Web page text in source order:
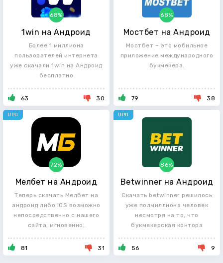
1win на Андроид
68%
Более 1 миллиона
пользователей интернета
уже скачали 1win на Андроид
бесплатно
63 30
Мостбет на Андроид
68%
Мостбет – это мобильное
приложение международного
букмекера.
79 38
Мелбет на Андроид
72%
Теперь скачать Мелбет на
андроид либо iOS возможно
непосредственно с нашего
сайта, мгновенно,
81 31
UPD
Betwinner на Андроид
86%
Скачать betwinner решилось
уже полмиллиона человек
несмотря на то, что
букмекерская контора
56 9
UPD